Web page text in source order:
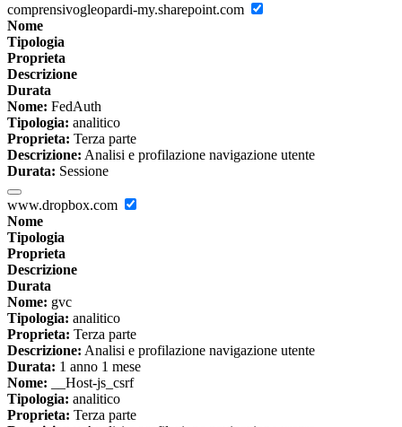
comprensivogleopardi-my.sharepoint.com
Nome
Tipologia
Proprieta
Descrizione
Durata
Nome: FedAuth
Tipologia: analitico
Proprieta: Terza parte
Descrizione: Analisi e profilazione navigazione utente
Durata: Sessione
www.dropbox.com
Nome
Tipologia
Proprieta
Descrizione
Durata
Nome: gvc
Tipologia: analitico
Proprieta: Terza parte
Descrizione: Analisi e profilazione navigazione utente
Durata: 1 anno 1 mese
Nome: __Host-js_csrf
Tipologia: analitico
Proprieta: Terza parte